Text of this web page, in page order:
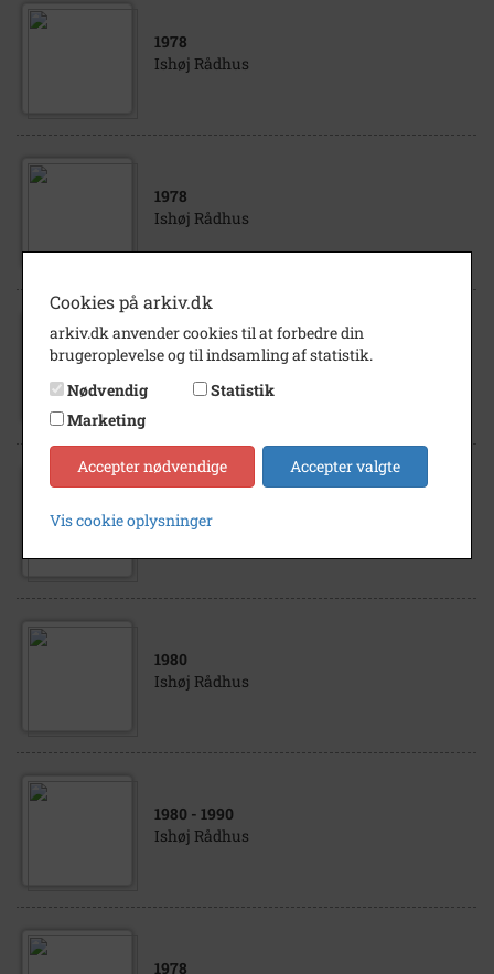
1978
Ishøj Rådhus
1978
Ishøj Rådhus
1978
Ishøj Rådhus
1980
Ishøj Rådhus
1980 - 1990
Ishøj Rådhus
1978
Cookies på arkiv.dk
arkiv.dk anvender cookies til at forbedre din
brugeroplevelse og til indsamling af statistik.
Nødvendig
Statistik
Marketing
Accepter nødvendige Accepter valgte
Vis cookie oplysninger